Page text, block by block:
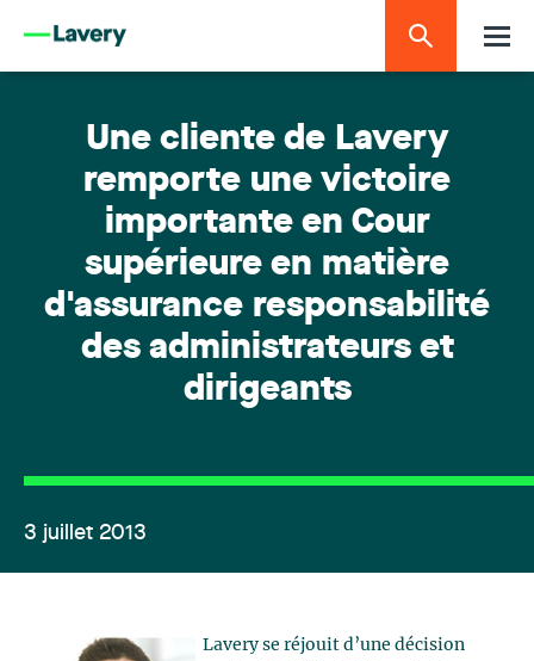
Une cliente de Lavery
remporte une victoire
importante en Cour
supérieure en matière
d'assurance responsabilité
des administrateurs et
dirigeants
3 juillet 2013
Lavery se réjouit d’une décision